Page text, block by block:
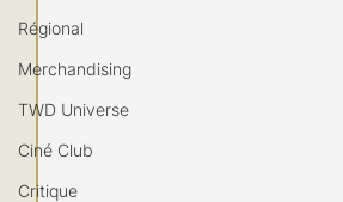
Régional
Merchandising
TWD Universe
Ciné Club
Critique